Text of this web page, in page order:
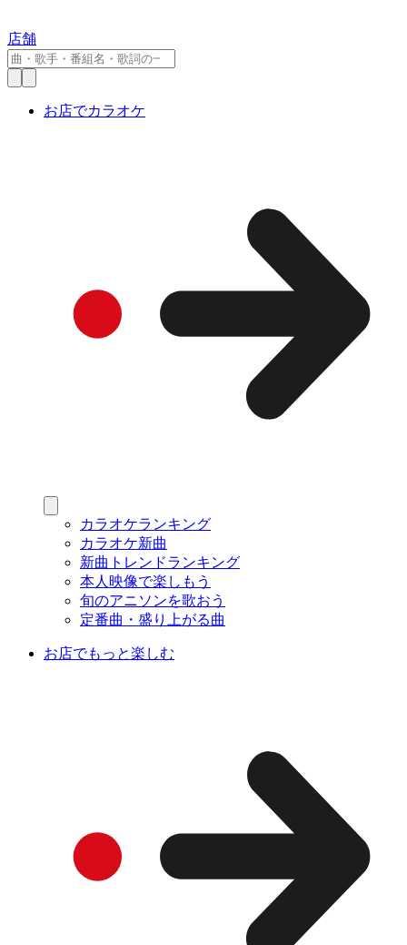
店舗
お店でカラオケ
カラオケランキング
カラオケ新曲
新曲トレンドランキング
本人映像で楽しもう
旬のアニソンを歌おう
定番曲・盛り上がる曲
お店でもっと楽しむ